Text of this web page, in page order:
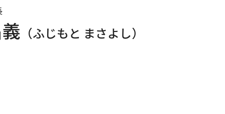
（ふじもと まさよし）